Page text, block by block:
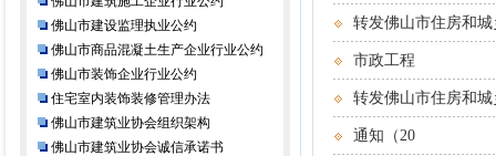
佛山市建设监理执业公约
佛山市商品混凝土生产企业行业公约
佛山市装饰企业行业公约
住宅室内装饰装修管理办法
佛山市建筑业协会组织架构
佛山市建筑业协会诚信承诺书
转发佛山市住房和
市政工程
转发佛山市住房和
通知（20